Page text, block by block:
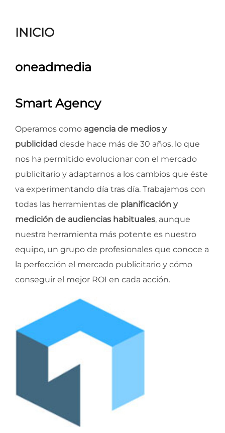
INICIO
oneadmedia
Smart Agency
Operamos como agencia de medios y
publicidad desde hace más de 30 años, lo que
nos ha permitido evolucionar con el mercado
publicitario y adaptarnos a los cambios que éste
va experimentando día tras día. Trabajamos con
todas las herramientas de planificación y
medición de audiencias habituales, aunque
nuestra herramienta más potente es nuestro
equipo, un grupo de profesionales que conoce a
la perfección el mercado publicitario y cómo
conseguir el mejor ROI en cada acción.